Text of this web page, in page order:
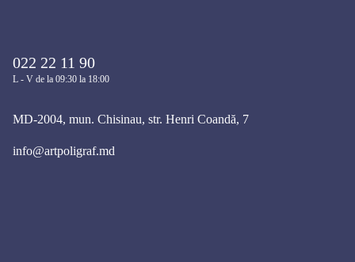
022 22 11 90
L - V de la 09:30 la 18:00
MD-2004, mun. Chisinau, str. Henri Coandă, 7
info@artpoligraf.md